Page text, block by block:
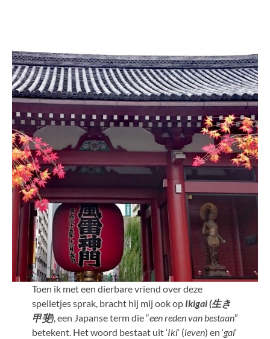
Toen ik met een dierbare vriend over deze
spelletjes sprak, bracht hij mij ook op Ikigai (生き
甲斐), een Japanse term die “een reden van bestaan”
betekent. Het woord bestaat uit ‘Iki‘ (leven) en ‘gai‘